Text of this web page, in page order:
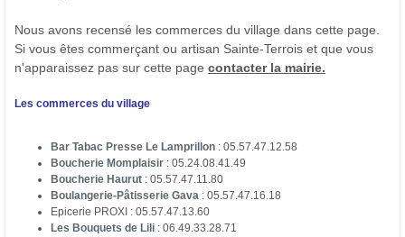
Nous avons recensé les commerces du village dans cette page.
Si vous êtes commerçant ou artisan Sainte-Terrois et que vous
n'apparaissez pas sur cette page contacter la mairie.
Les commerces du village
Bar Tabac Presse Le Lamprillon : 05.57.47.12.58
Boucherie Momplaisir : 05.24.08.41.49
Boucherie Haurut : 05.57.47.11.80
Boulangerie-Pâtisserie Gava : 05.57.47.16.18
Epicerie PROXI : 05.57.47.13.60
Les Bouquets de Lili : 06.49.33.28.71